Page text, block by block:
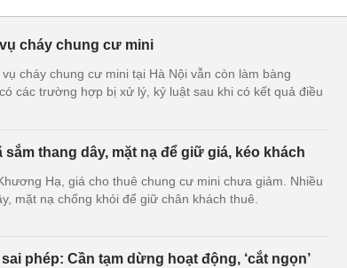
cháy chung cư mini
cháy chung cư mini tại Hà Nội vẫn còn làm bàng
các trường hợp bị xử lý, kỷ luật sau khi có kết quả điều
thang dây, mặt nạ để giữ giá, kéo khách
Hạ, giá cho thuê chung cư mini chưa giảm. Nhiều
mặt nạ chống khói để giữ chân khách thuê.
phép: Cần tạm dừng hoạt động, ‘cắt ngọn’